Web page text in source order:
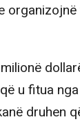
organizojnë
u fitua
druhen